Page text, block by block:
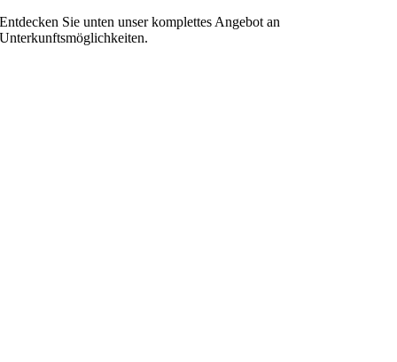
Entdecken Sie unten unser komplettes Angebot an
Unterkunftsmöglichkeiten.